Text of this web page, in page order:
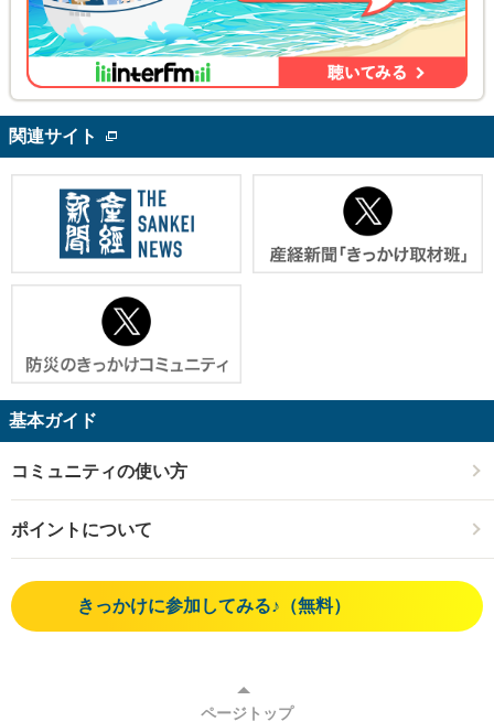
関連サイト
基本ガイド
コミュニティの使い方
ポイントについて
きっかけに参加してみる♪（無料）
ページトップ